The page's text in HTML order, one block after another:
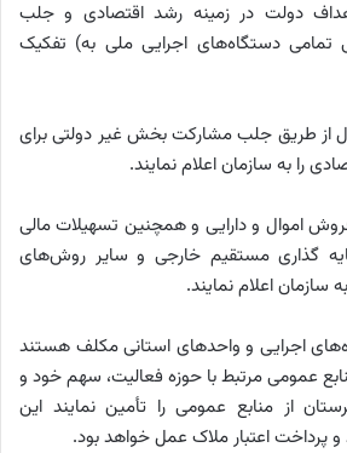
دولت در زمینه رشد اقتصادی و جلب
دستگاه‌های اجرایی ملی به) تفکیک
از طریق جلب مشارکت بخش غیر دولتی برای
را به سازمان اعلام نمایند.
اموال و دارایی و همچنین تسهیلات مالی
گذاری مستقیم خارجی و سایر روش‌های
اعلام نمایند.
۱۴۰۳ دستگاه‌های اجرایی و واحدهای استانی مکلف هستند
عمومی مرتبط با حوزه فعالیت، سهم خود و
از منابع عمومی را تأمین نمایند این
پرداخت اعتبار ملاک عمل خواهد بود.